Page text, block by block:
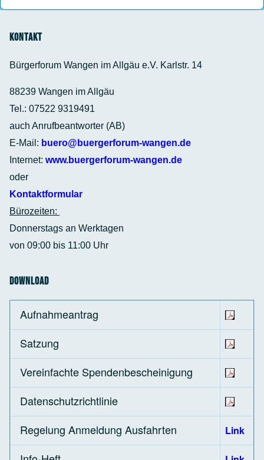
Kontakt
Bürgerforum Wangen im Allgäu e.V. Karlstr. 14
88239 Wangen im Allgäu
Tel.: 07522 9319491
auch Anrufbeantworter (AB)
E-Mail: buero@buergerforum-wangen.de
Internet: www.buergerforum-wangen.de
oder
Kontaktformular
Bürozeiten:
Donnerstags an Werktagen
von 09:00 bis 11:00 Uhr
Download
Aufnahmeantrag
Satzung
Vereinfachte Spendenbescheinigung
Datenschutzrichtlinie
Regelung Anmeldung Ausfahrten
Link